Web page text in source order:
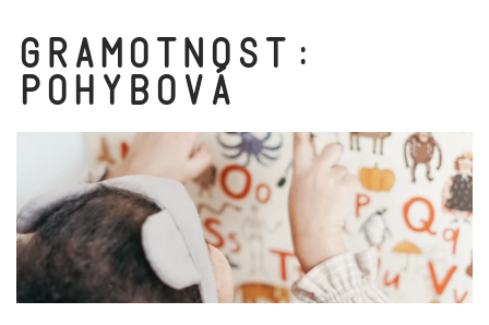
Gramotnost:
pohybová